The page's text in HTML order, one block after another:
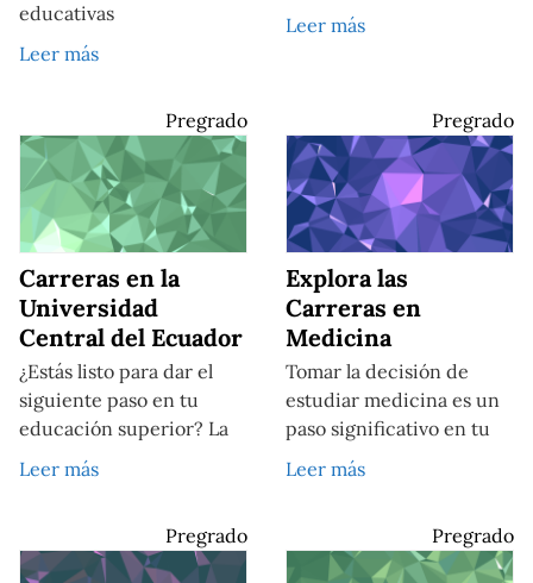
educativas
Leer más
Leer más
Pregrado
Carreras en la
Universidad
Central del Ecuador
¿Estás listo para dar el
siguiente paso en tu
educación superior? La
Leer más
Pregrado
Explora las
Carreras en
Medicina
Tomar la decisión de
estudiar medicina es un
paso significativo en tu
Leer más
Pregrado Pregrado